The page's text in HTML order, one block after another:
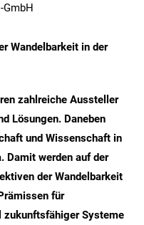
GmbH
Wandelbarkeit in der
zahlreiche Aussteller
Lösungen. Daneben
und Wissenschaft in
Damit werden auf der
der Wandelbarkeit
für
zukunftsfähiger Systeme